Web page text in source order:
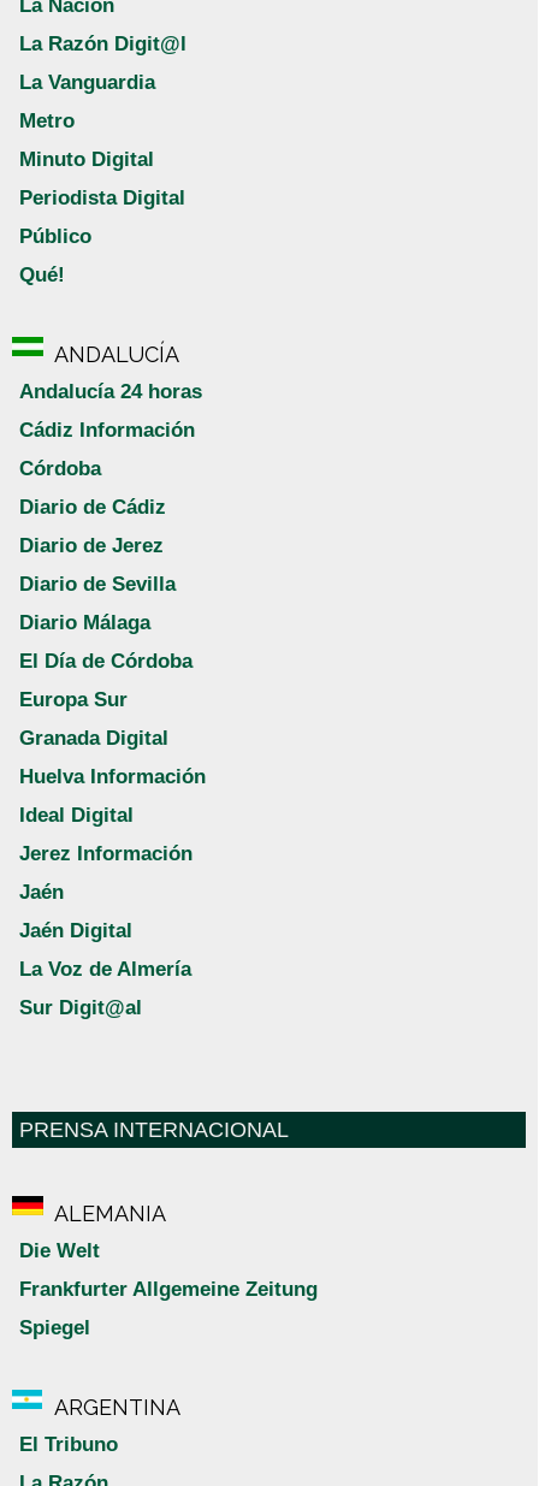
La Nación
La Razón Digit@l
La Vanguardia
Metro
Minuto Digital
Periodista Digital
Público
Qué!
ANDALUCÍA
Andalucía 24 horas
Cádiz Información
Córdoba
Diario de Cádiz
Diario de Jerez
Diario de Sevilla
Diario Málaga
El Día de Córdoba
Europa Sur
Granada Digital
Huelva Información
Ideal Digital
Jerez Información
Jaén
Jaén Digital
La Voz de Almería
Sur Digit@al
PRENSA INTERNACIONAL
ALEMANIA
Die Welt
Frankfurter Allgemeine Zeitung
Spiegel
ARGENTINA
El Tribuno